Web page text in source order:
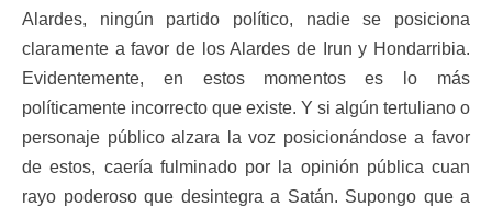
Alardes, ningún partido político, nadie se posiciona
claramente a favor de los Alardes de Irun y Hondarribia.
Evidentemente, en estos momentos es lo más
políticamente incorrecto que existe. Y si algún tertuliano o
personaje público alzara la voz posicionándose a favor
de estos, caería fulminado por la opinión pública cuan
rayo poderoso que desintegra a Satán. Supongo que a